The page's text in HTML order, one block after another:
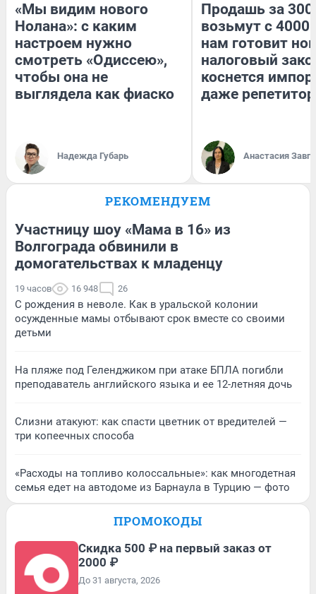
«Мы видим нового
Нолана»: с каким
настроем нужно
смотреть «Одиссею»,
чтобы она не
выглядела как фиаско
Надежда Губарь
Продашь за
возьмут с
нам готовит
налоговый
коснется
даже
Анастасия
РЕКОМЕНДУЕМ
Участницу шоу «Мама в 16» из
Волгограда обвинили в
домогательствах к младенцу
19 часов 16 948 26
С рождения в неволе. Как в уральской колонии
осужденные мамы отбывают срок вместе со своими
детьми
На пляже под Геленджиком при атаке БПЛА погибли
преподаватель английского языка и ее 12-летняя дочь
Слизни атакуют: как спасти цветник от вредителей —
три копеечных способа
«Расходы на топливо колоссальные»: как многодетная
семья едет на автодоме из Барнаула в Турцию — фото
ПРОМОКОДЫ
Скидка 500 ₽ на первый заказ от
2000 ₽
До 31 августа, 2026